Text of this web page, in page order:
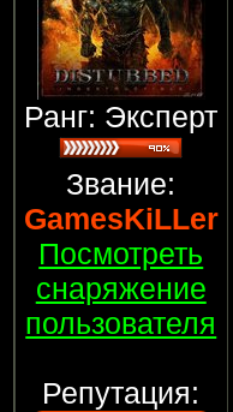
Ранг: Эксперт
Звание:
GamesKiLLer
Посмотреть
снаряжение
пользователя
Репутация: